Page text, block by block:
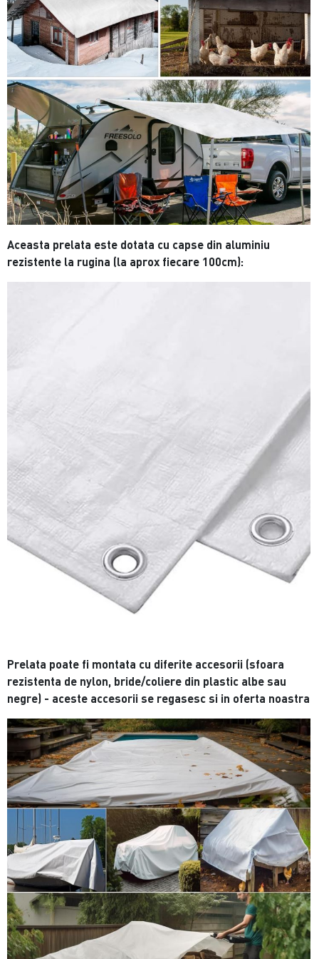
Aceasta prelata este dotata cu capse din aluminiu
rezistente la rugina (la aprox fiecare 100cm):
Prelata poate fi montata cu diferite accesorii (sfoara
rezistenta de nylon, bride/coliere din plastic albe sau
negre) - aceste accesorii se regasesc si in oferta noastra